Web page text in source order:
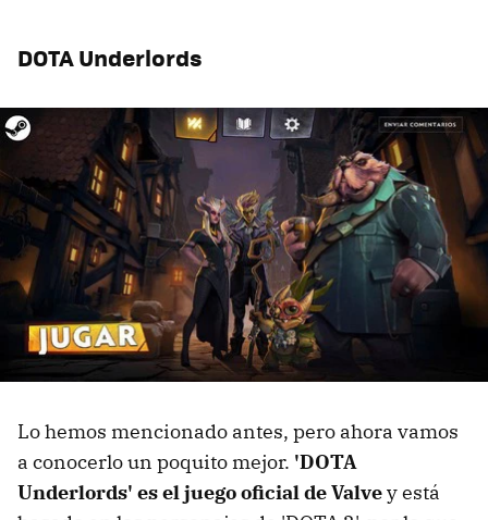
DOTA Underlords
Lo hemos mencionado antes, pero ahora vamos
a conocerlo un poquito mejor. 'DOTA
Underlords' es el juego oficial de Valvey está